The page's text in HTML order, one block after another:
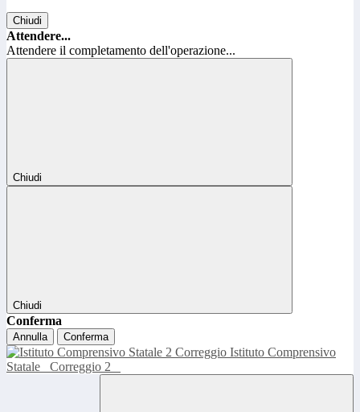
Chiudi
Attendere...
Attendere il completamento dell'operazione...
Chiudi
Chiudi
Conferma
Annulla Conferma
Istituto Comprensivo
Statale
Correggio 2